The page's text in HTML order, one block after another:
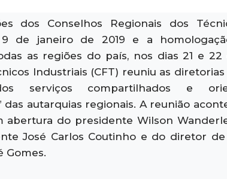
dos Conselhos Regionais dos
9 de janeiro de 2019 e a
as regiões do país, nos dias 21 e
Industriais (CFT) reuniu as
serviços compartilhados e
das autarquias regionais. A reunião
abertura do presidente Wilson
José Carlos Coutinho e do diretor de
Gomes.